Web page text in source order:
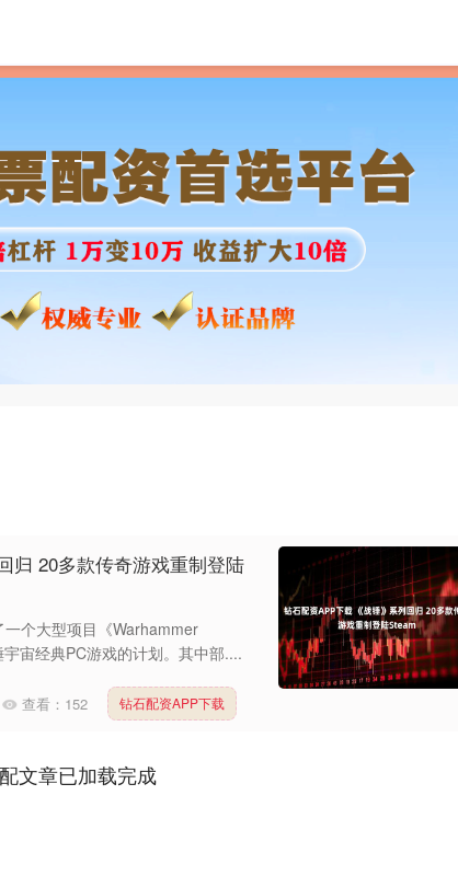
归 20多款传奇游戏重制登陆
个大型项目《Warhammer
宙经典PC游戏的计划。其中部....
查看： 152 钻石配资APP下载
文章已加载完成